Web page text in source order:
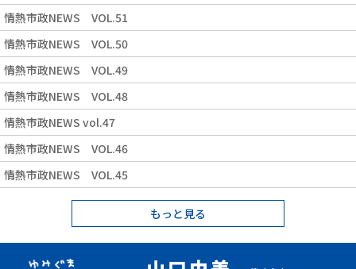
情熱市政NEWS VOL.51
情熱市政NEWS VOL.50
情熱市政NEWS VOL.49
情熱市政NEWS VOL.48
情熱市政NEWS vol.47
情熱市政NEWS VOL.46
情熱市政NEWS VOL.45
もっと見る